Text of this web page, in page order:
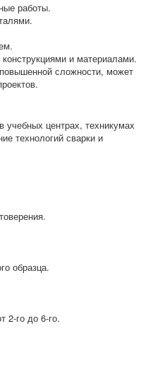
работы.
и материалами.
сложности, может
учебных центрах, техникумах
технологий сварки и
образца.
2-го до 6-го.